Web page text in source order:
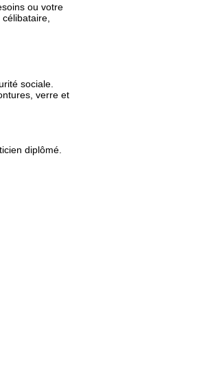
ou votre
sociale.
verre et
diplômé.